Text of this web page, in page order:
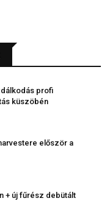
profi
küszöbén
először a
+ új fűrész debütált